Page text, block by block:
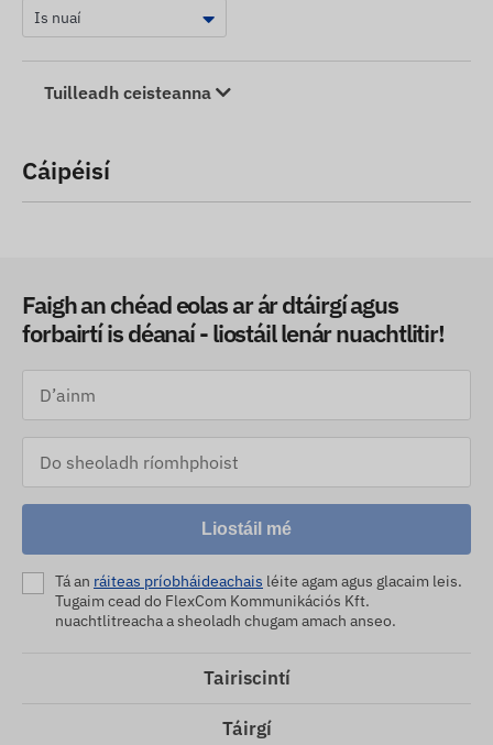
Tuilleadh ceisteanna
Cáipéisí
Faigh an chéad eolas ar ár dtáirgí agus
forbairtí is déanaí - liostáil lenár nuachtlitir!
Liostáil mé
Tá an ráiteas príobháideachais léite agam agus glacaim leis.
Tugaim cead do FlexCom Kommunikációs Kft.
nuachtlitreacha a sheoladh chugam amach anseo.
Tairiscintí
Táirgí